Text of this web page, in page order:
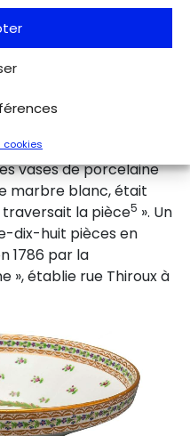
cookies
du marbre blanc
l’œil. Dans cette laiterie,
vases de porcelaine
marbre blanc, était
traversait la pièce5 ». Un
dix-huit pièces en
1786 par la
», établie rue Thiroux à